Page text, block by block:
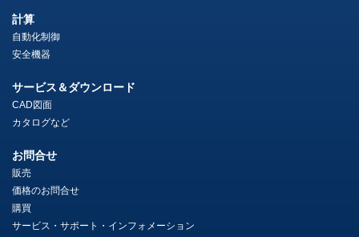
計算
自動化制御
安全機器
サービス＆ダウンロード
CAD図面
カタログなど
お問合せ
販売
価格のお問合せ
購買
サービス・サポート・インフォメーション